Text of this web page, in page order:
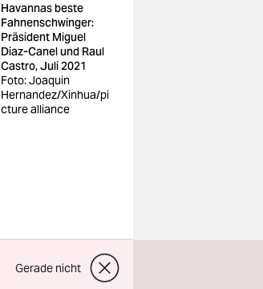
Havannas beste
Fahnenschwinger:
Präsident Miguel
Diaz-Canel und Raul
Castro, Juli 2021
Foto: Joaquin
Hernandez/Xinhua/pi
cture alliance
Gerade nicht